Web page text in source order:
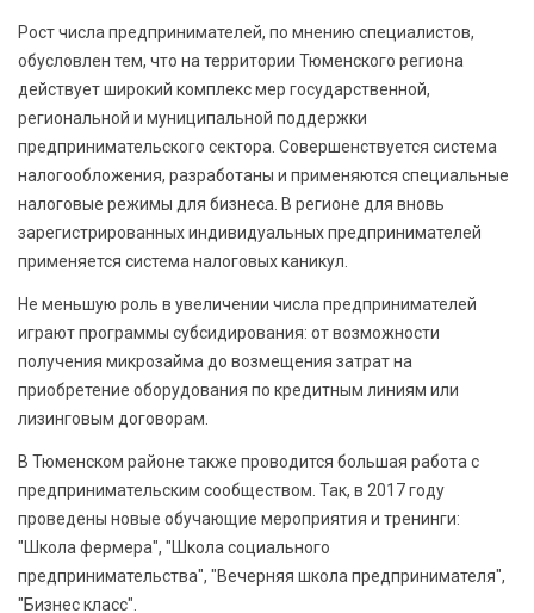
Рост числа предпринимателей, по мнению специалистов,
обусловлен тем, что на территории Тюменского региона
действует широкий комплекс мер государственной,
региональной и муниципальной поддержки
предпринимательского сектора. Совершенствуется система
налогообложения, разработаны и применяются специальные
налоговые режимы для бизнеса. В регионе для вновь
зарегистрированных индивидуальных предпринимателей
применяется система налоговых каникул.
Не меньшую роль в увеличении числа предпринимателей
играют программы субсидирования: от возможности
получения микрозайма до возмещения затрат на
приобретение оборудования по кредитным линиям или
лизинговым договорам.
В Тюменском районе также проводится большая работа с
предпринимательским сообществом. Так, в 2017 году
проведены новые обучающие мероприятия и тренинги:
"Школа фермера", "Школа социального
предпринимательства", "Вечерняя школа предпринимателя",
"Бизнес класс".